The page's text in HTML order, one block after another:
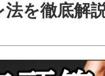
を徹底解説